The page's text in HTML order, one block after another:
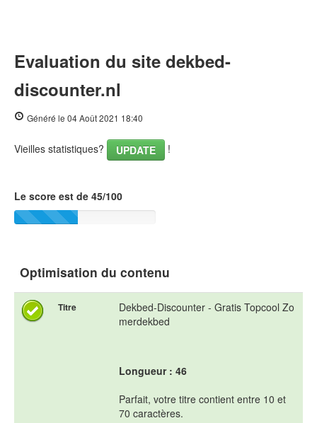
Evaluation du site dekbed-
discounter.nl
Généré le 04 Août 2021 18:40
Vieilles statistiques? UPDATE !
Le score est de 45/100
Optimisation du contenu
Titre
Dekbed-Discounter - Gratis Topcool Zo
merdekbed
Longueur : 46
Parfait, votre titre contient entre 10 et
70 caractères.